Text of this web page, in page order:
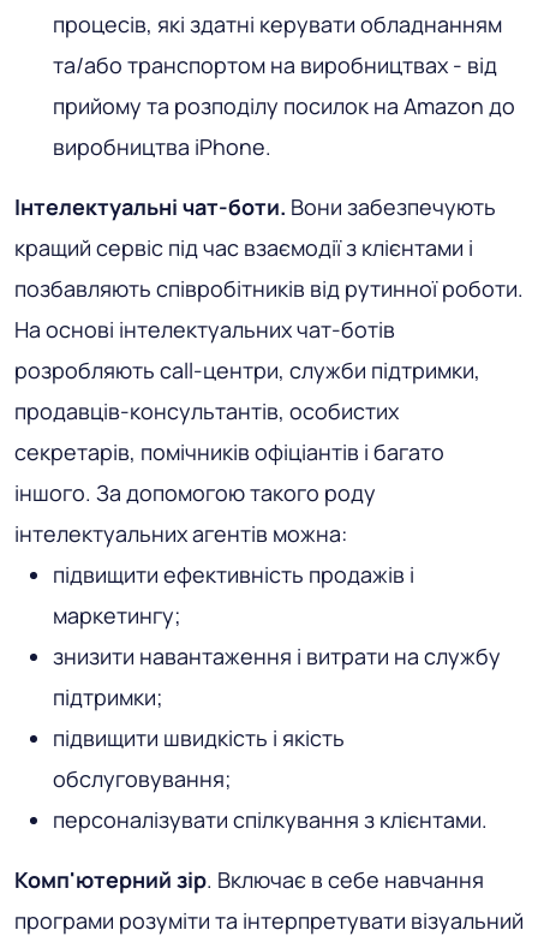
процесів, які здатні керувати обладнанням
та/або транспортом на виробництвах - від
прийому та розподілу посилок на Amazon до
виробництва iPhone.
Інтелектуальні чат-боти. Вони забезпечують
кращий сервіс під час взаємодії з клієнтами і
позбавляють співробітників від рутинної роботи.
На основі інтелектуальних чат-ботів
розробляють call-центри, служби підтримки,
продавців-консультантів, особистих
секретарів, помічників офіціантів і багато
іншого. За допомогою такого роду
інтелектуальних агентів можна:
підвищити ефективність продажів і
маркетингу;
знизити навантаження і витрати на службу
підтримки;
підвищити швидкість і якість
обслуговування;
персоналізувати спілкування з клієнтами.
Комп'ютерний зір. Включає в себе навчання
програми розуміти та інтерпретувати візуальний